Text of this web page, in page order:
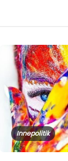
Innepolitik